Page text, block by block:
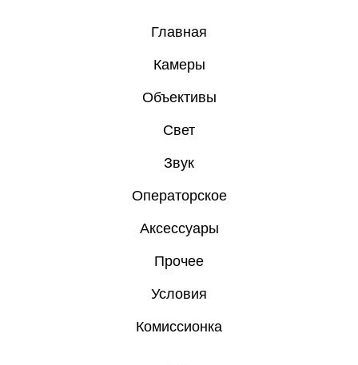
Главная
Камеры
Объективы
Свет
Звук
Операторское
Аксессуары
Прочее
Условия
Комиссионка